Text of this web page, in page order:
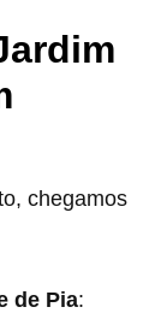
chegamos
de Pia: